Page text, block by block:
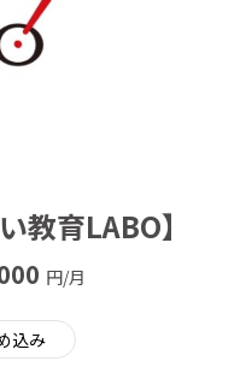
教育LABO】
円/月
込み